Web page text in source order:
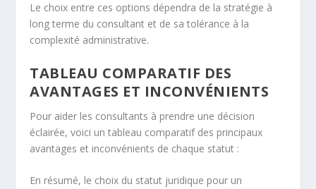
Le choix entre ces options dépendra de la stratégie à
long terme du consultant et de sa tolérance à la
complexité administrative.
TABLEAU COMPARATIF DES
AVANTAGES ET INCONVÉNIENTS
Pour aider les consultants à prendre une décision
éclairée, voici un tableau comparatif des principaux
avantages et inconvénients de chaque statut :
En résumé, le choix du statut juridique pour un